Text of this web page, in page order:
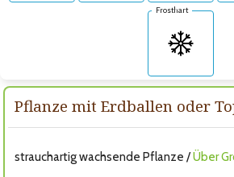
Frosthart
Pflanze mit Erdballen oder
strauchartig wachsende Pflanze /Über